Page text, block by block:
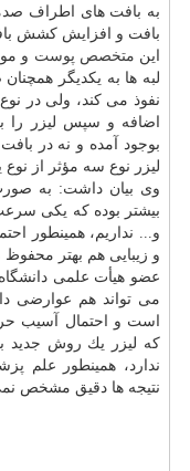
به بافت های اطراف
بافت و افزایش كشش
این متخصص پوست و
لبه ها به یكدیگر
نفوذ می كند، ولی در
اضافه و سپس لیزر را
بوجود آمده و نه در
لیزر نوع سه مؤثر از
وی بیان داشت: به
بیشتر بوده كه یكی
و... نداریم، همینطور
و زیبایی هم بهتر محفوظ
عضو هیأت علمی دانشگاه
می تواند هم عوارضی
است و احتمال آسیب
كه لیزر یك روش جدید
ندارد، همینطور علم
نتیجه ها دقیق مشخص